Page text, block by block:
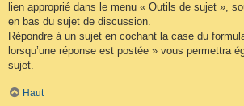
lien approprié dans le menu « Outils de sujet »,
en bas du sujet de discussion.
Répondre à un sujet en cochant la case du
lorsqu’une réponse est postée » vous permettra
sujet.
Haut